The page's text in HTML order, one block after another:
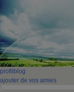
profil blog
ajouter de vos amies